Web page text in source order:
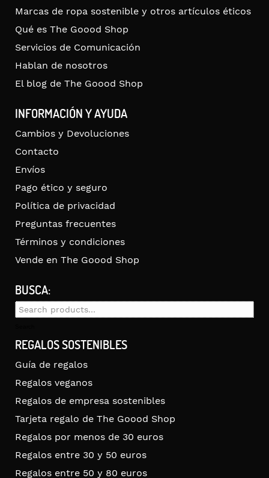
Marcas de ropa sostenible y otros artículos éticos
Qué es The Goood Shop
Servicios de Comunicación
Hablan de nosotros
El blog de The Goood Shop
INFORMACIÓN Y AYUDA
Cambios y Devoluciones
Contacto
Envíos
Pago ético y seguro
Política de privacidad
Preguntas frecuentes
Términos y condiciones
Vende en The Goood Shop
BUSCA:
Search
REGALOS SOSTENIBLES
Guía de regalos
Regalos veganos
Regalos de empresa sostenibles
Tarjeta regalo de The Goood Shop
Regalos por menos de 30 euros
Regalos entre 30 y 50 euros
Regalos entre 50 y 80 euros